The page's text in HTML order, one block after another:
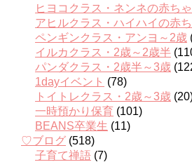
ヒヨコクラス・ネンネの赤ち
アヒルクラス・ハイハイの赤
ペンギンクラス・アンヨ～2歳
イルカクラス・2歳～2歳半
パンダクラス・2歳半～3歳
1dayイベント (78)
トイトレクラス・2歳～3歳
一時預かり保育 (101)
BEANS卒業生 (11)
♡ブログ (518)
子育て禅語 (7)